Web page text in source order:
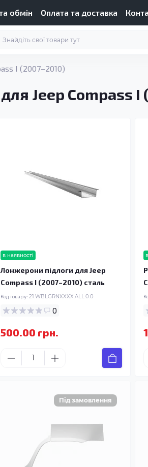
обмін Оплата та доставка
I (2007–2010)
Jeep Compass I
в наявності
Лонжерони підлоги для Jeep
Compass I (2007–2010) сталь
Код товару: 21.WBLGRNXXXX.ALL.0.0
0
500.00 грн.